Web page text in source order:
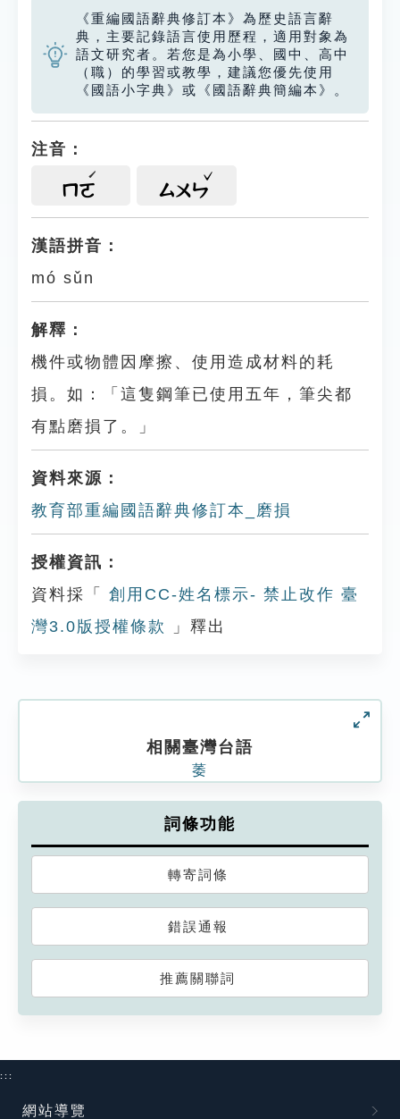
《重編國語辭典修訂本》為歷史語言辭
典，主要記錄語言使用歷程，適用對象為
語文研究者。若您是為小學、國中、高中
（職）的學習或教學，建議您優先使用
《國語小字典》或《國語辭典簡編本》。
注音：
ㄇㄛ ㄙㄨㄣ
漢語拼音：
mó sǔn
解釋：
機件或物體因摩擦、使用造成材料的耗
損。如：「這隻鋼筆已使用五年，筆尖都
有點磨損了。」
資料來源：
教育部重編國語辭典修訂本_磨損
授權資訊：
資料採「
創用CC-姓名標示- 禁止改作 臺
灣3.0版授權條款
」釋出
相關臺灣台語
萎
詞條功能
轉寄詞條
錯誤通報
推薦關聯詞
:::
網站導覽